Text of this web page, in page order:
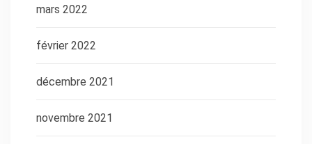
mars 2022
février 2022
décembre 2021
novembre 2021